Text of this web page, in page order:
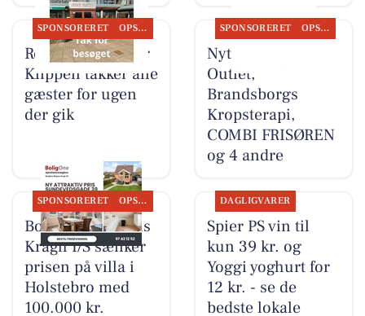
SPONSORERET OPSLAGSTAVLEN
Restaurant Under
Klippen takker alle
gæster for ugen
der gik
SPONSORERET OPSLAGSTAVLEN
Nyt fra Kumo
Outlet,
Brandsborgs
Kropsterapi,
COMBI FRISØREN
og 4 andre
SPONSORERET OPSLAGSTAVLEN
BoligOne Mogens
Kragh I/S sænker
prisen på villa i
Holstebro med
100.000 kr.
DAGLIGVARER
Spier PS vin til
kun 39 kr. og
Yoggi yoghurt for
12 kr. - se de
bedste lokale